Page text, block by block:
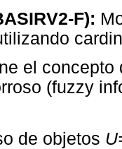
F):
el
(fuzzy
de objetos